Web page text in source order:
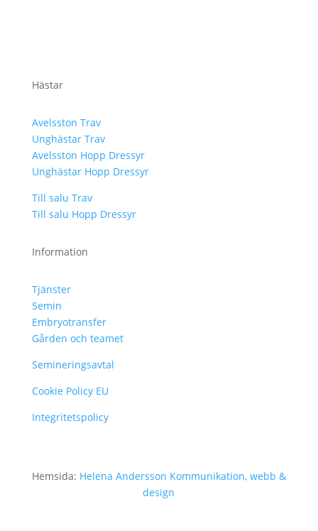
Hästar
Avelsston Trav
Unghästar Trav
Avelsston Hopp Dressyr
Unghästar Hopp Dressyr
Till salu Trav
Till salu Hopp Dressyr
Information
Tjänster
Semin
Embryotransfer
Gården och teamet
Semineringsavtal
Cookie Policy EU
Integritetspolicy
Hemsida: Helena Andersson Kommunikation, webb &
design